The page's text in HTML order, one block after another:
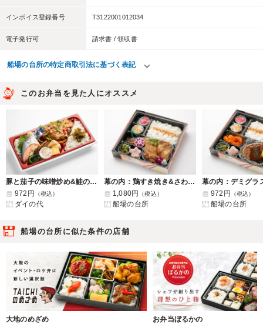
インボイス登録番号 T3122001012034
電子発行可 請求書 / 領収書
船場の台所の特定商取引法に基づく表記
このお弁当を見た人にオススメ
豚と茄子の味噌炒め&鮭の塩焼き
972円
（税込）
ダイの代
幕の内：鶏すき焼き&さわら西京焼き[630]
1,080円
（税込）
船場の台所
972円 （税込）
船場の台所
船場の台所に似た条件の店舗
大地のめざめ お弁当ぼるかの